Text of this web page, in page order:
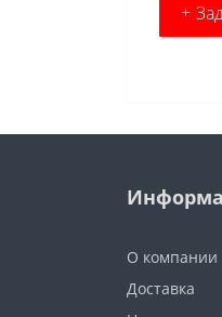
+
О компании
Доставка